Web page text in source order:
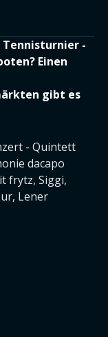
-
Einen
gibt es
- Quintett
dacapo
frytz, Siggi,
Lener